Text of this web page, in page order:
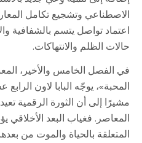
الاصطناعي وتشجيع تكامل
اعتماد تواصل يتسم بالشفافية
حالات الظلم والانتهاكات.
في الفصل الخامس والأخير،
المحبة»، يوجّه البابا لاون
مشيرًا إلى أن الثورة الرقمية
المعاصر. فغياب البعد الأخلاقي
المتعلقة بالحياة والموت من